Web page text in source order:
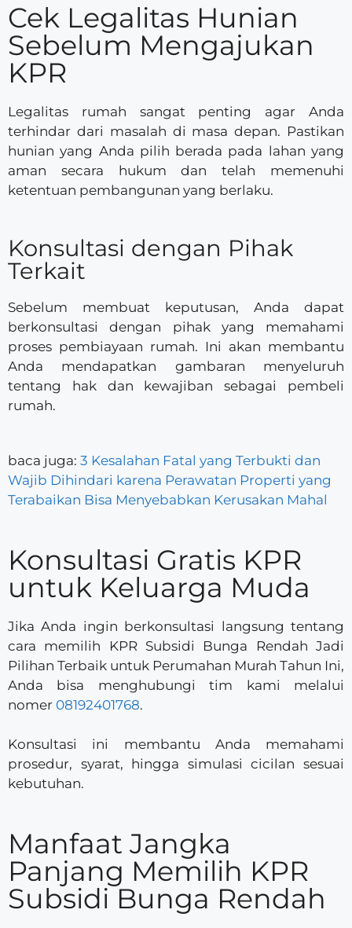
Cek Legalitas Hunian
Sebelum Mengajukan
KPR
Legalitas rumah sangat penting agar Anda
terhindar dari masalah di masa depan. Pastikan
hunian yang Anda pilih berada pada lahan yang
aman secara hukum dan telah memenuhi
ketentuan pembangunan yang berlaku.
Konsultasi dengan Pihak
Terkait
Sebelum membuat keputusan, Anda dapat
berkonsultasi dengan pihak yang memahami
proses pembiayaan rumah. Ini akan membantu
Anda mendapatkan gambaran menyeluruh
tentang hak dan kewajiban sebagai pembeli
rumah.
baca juga: 3 Kesalahan Fatal yang Terbukti dan
Wajib Dihindari karena Perawatan Properti yang
Terabaikan Bisa Menyebabkan Kerusakan Mahal
Konsultasi Gratis KPR
untuk Keluarga Muda
Jika Anda ingin berkonsultasi langsung tentang
cara memilih KPR Subsidi Bunga Rendah Jadi
Pilihan Terbaik untuk Perumahan Murah Tahun Ini,
Anda bisa menghubungi tim kami melalui
nomer 08192401768.
Konsultasi ini membantu Anda memahami
prosedur, syarat, hingga simulasi cicilan sesuai
kebutuhan.
Manfaat Jangka
Panjang Memilih KPR
Subsidi Bunga Rendah